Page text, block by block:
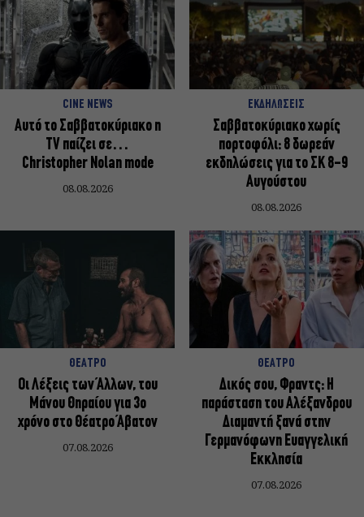
CINE NEWS
Αυτό το Σαββατοκύριακο η
TV παίζει σε…
Christopher Nolan mode
08.08.2026
ΕΚΔΗΛΩΣΕΙΣ
Σαββατοκύριακο χωρίς
πορτοφόλι: 8 δωρεάν
εκδηλώσεις για το ΣΚ 8-9
Αυγούστου
08.08.2026
ΘΕΑΤΡΟ
Οι Λέξεις των Άλλων, του
Μάνου Θηραίου για 3ο
χρόνο στο Θέατρο Άβατον
07.08.2026
ΘΕΑΤΡΟ
Δικός σου, Φραντς: Η
παράσταση του Αλέξανδρου
Διαμαντή ξανά στην
Γερμανόφωνη Ευαγγελική
Εκκλησία
07.08.2026